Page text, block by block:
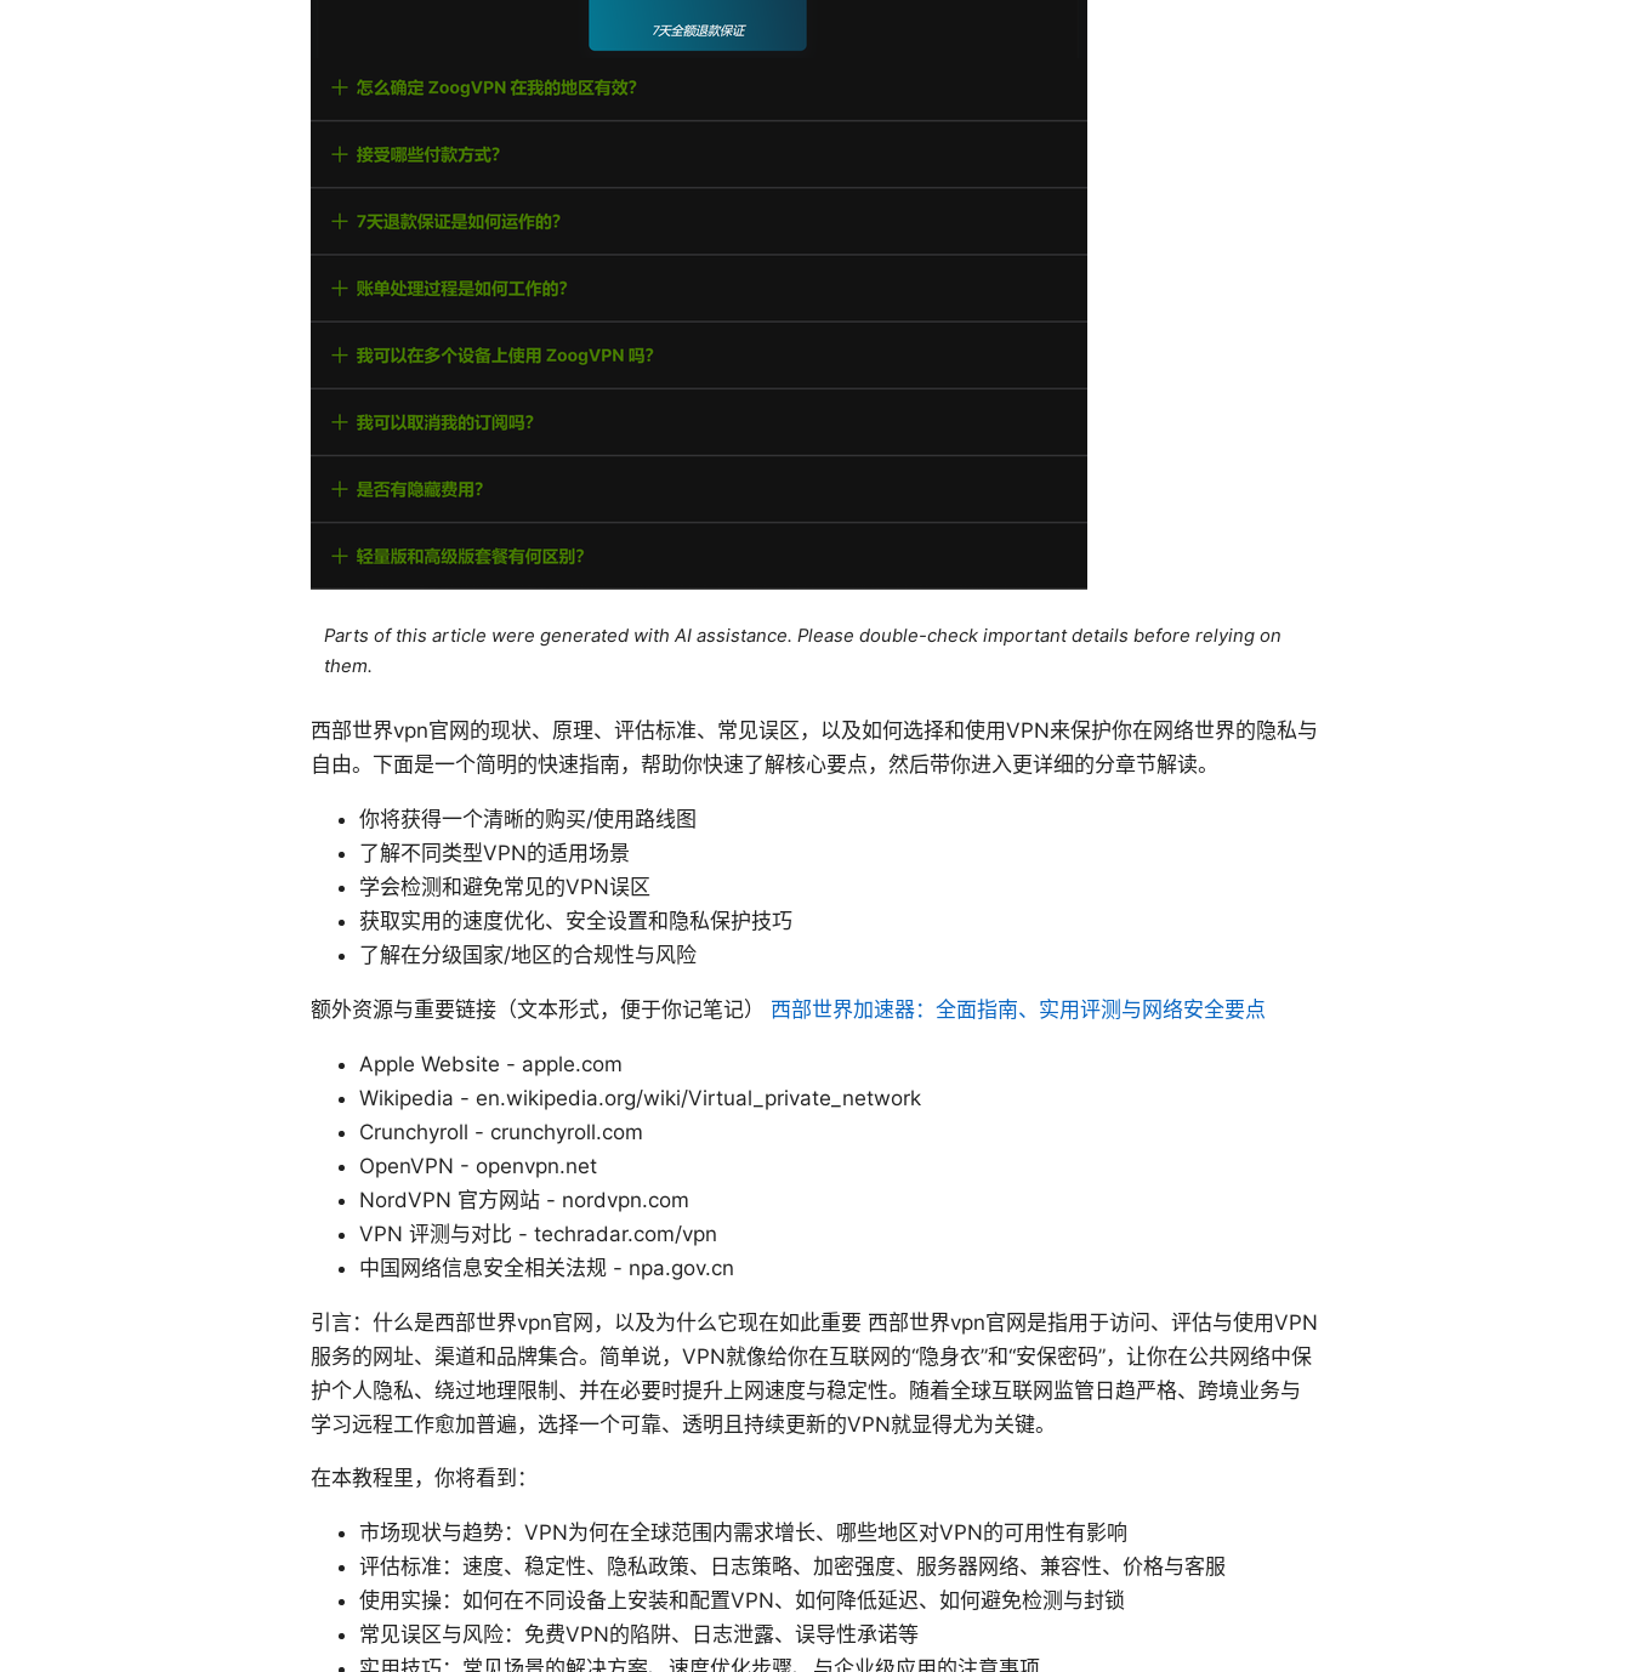
Parts of this article were generated with AI assistance. Please double-check important details before relying on
them.
西部世界vpn官网的现状、原理、评估标准、常见误区，以及如何选择和使用VPN来保护你在网络世界的隐私与
自由。下面是一个简明的快速指南，帮助你快速了解核心要点，然后带你进入更详细的分章节解读。
你将获得一个清晰的购买/使用路线图
了解不同类型VPN的适用场景
学会检测和避免常见的VPN误区
获取实用的速度优化、安全设置和隐私保护技巧
了解在分级国家/地区的合规性与风险
额外资源与重要链接（文本形式，便于你记笔记） 西部世界加速器：全面指南、实用评测与网络安全要点
Apple Website - apple.com
Wikipedia - en.wikipedia.org/wiki/Virtual_private_network
Crunchyroll - crunchyroll.com
OpenVPN - openvpn.net
NordVPN 官方网站 - nordvpn.com
VPN 评测与对比 - techradar.com/vpn
中国网络信息安全相关法规 - npa.gov.cn
引言：什么是西部世界vpn官网，以及为什么它现在如此重要 西部世界vpn官网是指用于访问、评估与使用VPN
服务的网址、渠道和品牌集合。简单说，VPN就像给你在互联网的“隐身衣”和“安保密码”，让你在公共网络中保
护个人隐私、绕过地理限制、并在必要时提升上网速度与稳定性。随着全球互联网监管日趋严格、跨境业务与
学习远程工作愈加普遍，选择一个可靠、透明且持续更新的VPN就显得尤为关键。
在本教程里，你将看到：
市场现状与趋势：VPN为何在全球范围内需求增长、哪些地区对VPN的可用性有影响
评估标准：速度、稳定性、隐私政策、日志策略、加密强度、服务器网络、兼容性、价格与客服
使用实操：如何在不同设备上安装和配置VPN、如何降低延迟、如何避免检测与封锁
常见误区与风险：免费VPN的陷阱、日志泄露、误导性承诺等